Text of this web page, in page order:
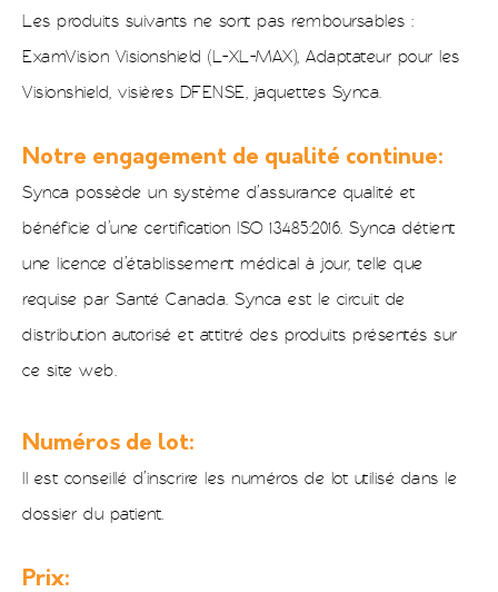
Les produits suivants ne sont pas remboursables :
ExamVision Visionshield (L-XL-MAX), Adaptateur pour les
Visionshield, visières DFENSE, jaquettes Synca.
Notre engagement de qualité continue:
Synca possède un système d’assurance qualité et
bénéficie d’une certification ISO 13485:2016. Synca détient
une licence d’établissement médical à jour, telle que
requise par Santé Canada. Synca est le circuit de
distribution autorisé et attitré des produits présentés sur
ce site web.
Numéros de lot:
Il est conseillé d’inscrire les numéros de lot utilisé dans le
dossier du patient.
Prix: